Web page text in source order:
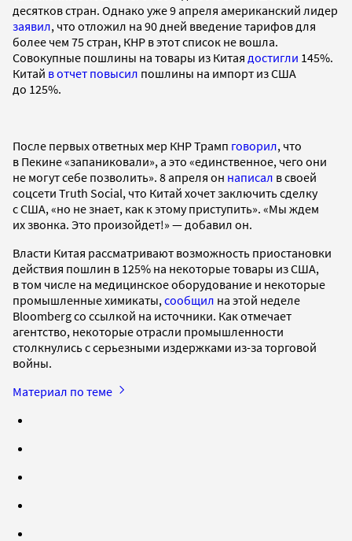
десятков стран. Однако уже 9 апреля американский лидер
заявил, что отложил на 90 дней введение тарифов для
более чем 75 стран, КНР в этот список не вошла.
Совокупные пошлины на товары из Китая достигли 145%.
Китай в отчет повысил пошлины на импорт из США
до 125%.
После первых ответных мер КНР Трамп говорил, что
в Пекине «запаниковали», а это «единственное, чего они
не могут себе позволить». 8 апреля он написал в своей
соцсети Truth Social, что Китай хочет заключить сделку
с США, «но не знает, как к этому приступить». «Мы ждем
их звонка. Это произойдет!» — добавил он.
Власти Китая рассматривают возможность приостановки
действия пошлин в 125% на некоторые товары из США,
в том числе на медицинское оборудование и некоторые
промышленные химикаты, сообщил на этой неделе
Bloomberg со ссылкой на источники. Как отмечает
агентство, некоторые отрасли промышленности
столкнулись с серьезными издержками из-за торговой
войны.
Материал по теме